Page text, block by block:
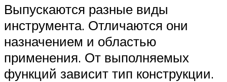
Выпускаются разные виды
инструмента. Отличаются они
назначением и областью
применения. От выполняемых
функций зависит тип конструкции.